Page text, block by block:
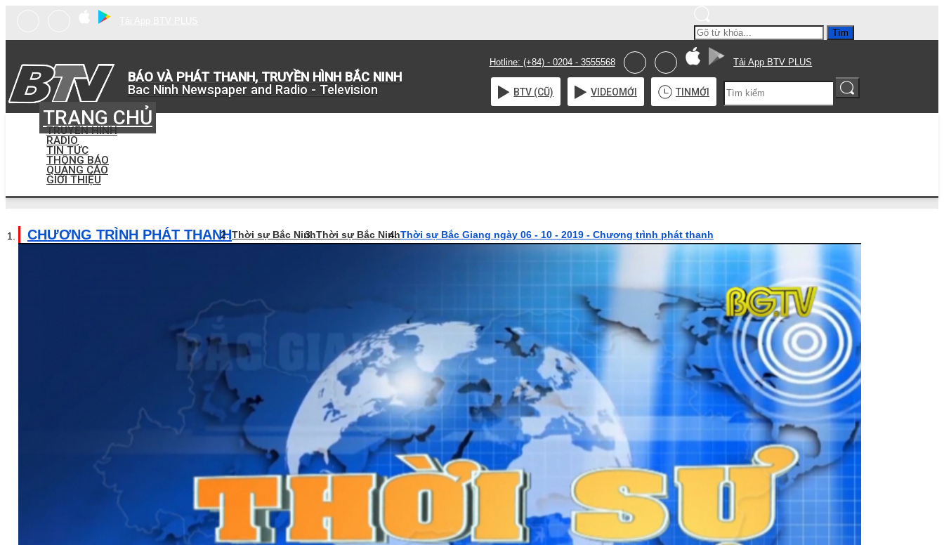
Tìm
BÁO VÀ PHÁT THANH, TRUYỀN HÌNH BẮC NINH
Bac Ninh Newspaper and Radio - Television
Hotline: (+84) - 0204 - 3555568 Tải App BTV PLUS
BTV (CŨ) VIDEOMỚI TIN MỚI
TRANG CHỦ
TRUYỀN HÌNH
RADIO
TIN TỨC
THÔNG BÁO
QUẢNG CÁO
GIỚI THIỆU
CHƯƠNG TRÌNH PHÁT THANHThời sự Bắc NinhThời sự Bắc NinhThời sự Bắc Giang ngày 06 - 10 - 2019 - Chương trình phát thanh